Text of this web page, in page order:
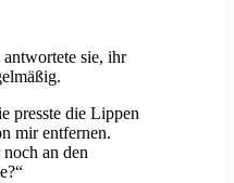
sie, ihr
presste die Lippen
mir entfernen.
an den